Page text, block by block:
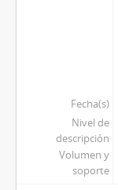
Fecha(s)
Nivel de
descripción
Volumen y
soporte